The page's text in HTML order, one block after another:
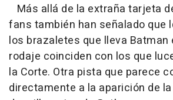
Más allá de la extraña tarjeta
fans también han señalado que
los brazaletes que lleva
rodaje coinciden con los que
la Corte. Otra pista que parece
directamente a la aparición de